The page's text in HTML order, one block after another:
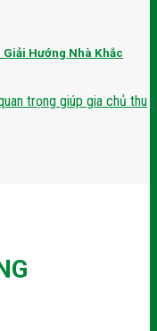
Hướng Nhà Khắc
trọng giúp gia chủ thu